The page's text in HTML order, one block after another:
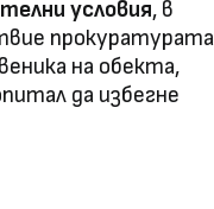
условия, в
прокуратурата
на обекта,
да избегне